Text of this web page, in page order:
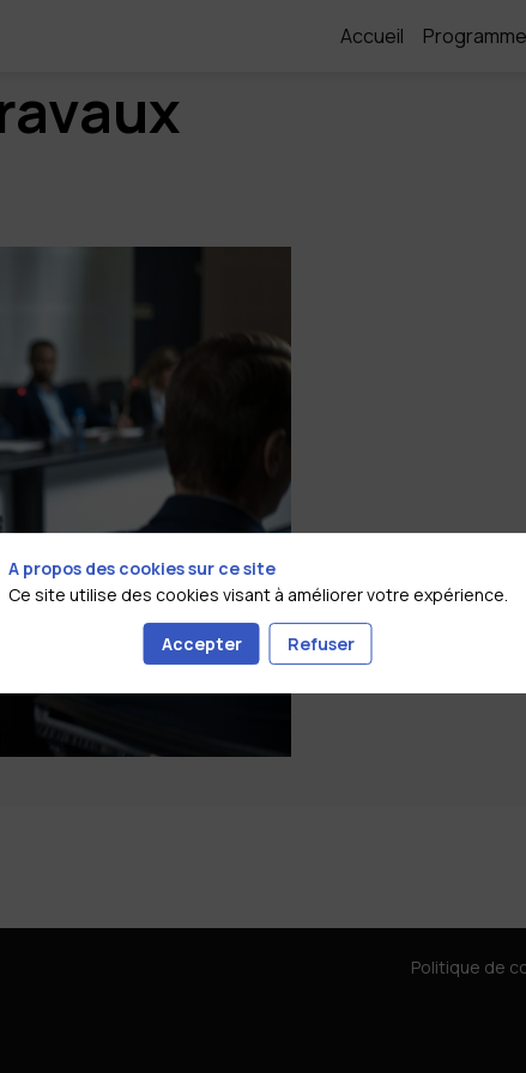
Accueil Programme
Politique de
A propos des cookies sur ce site
Ce site utilise des cookies visant à améliorer votre expérience.
Accepter Refuser